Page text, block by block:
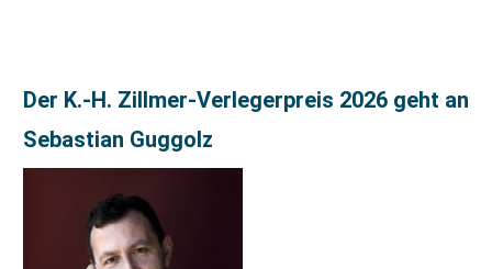
Der K.-H. Zillmer-Verlegerpreis 2026 geht an
Sebastian Guggolz